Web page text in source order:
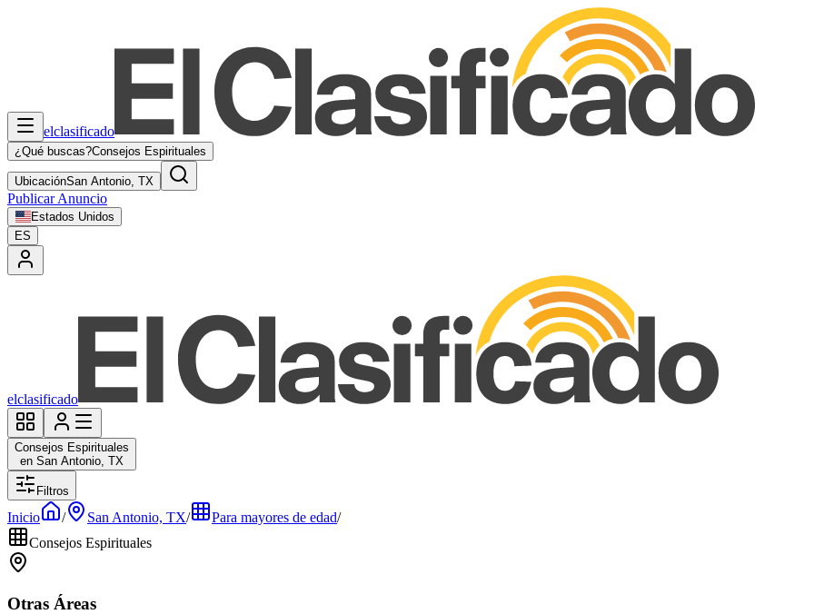
elclasificado
¿Qué buscas?Consejos Espirituales
UbicaciónSan Antonio, TX
Publicar Anuncio
Estados Unidos
ES
elclasificado
Consejos Espirituales
en San Antonio, TX
Filtros
Inicio / San Antonio, TX/ Para mayores de edad/
Consejos Espirituales
Otras Áreas